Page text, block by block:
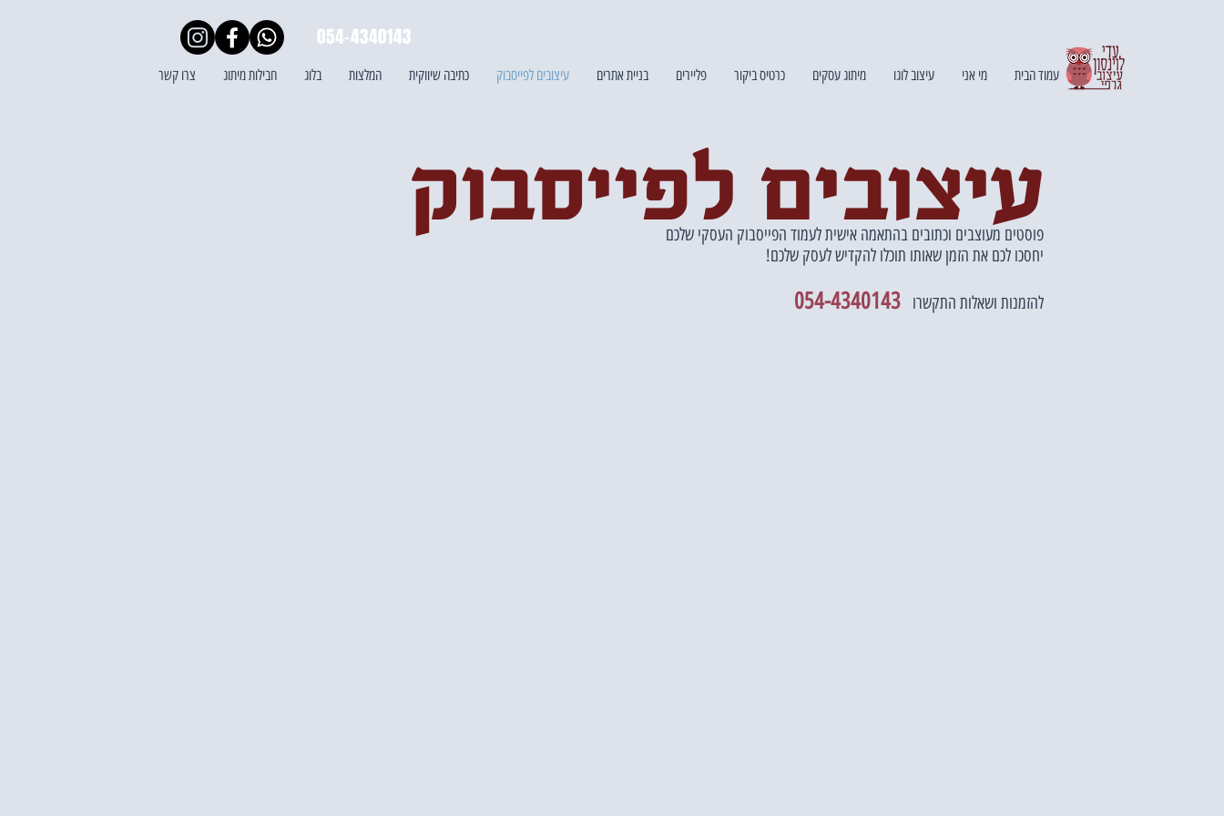
עמוד הבית מי אני עיצוב לוגו מיתוג עסקים כרטיס ביקור פליירים בניית אתרים עיצובים לפייסבוק כתיבה שיווקית המלצות בלוג חבילות מיתוג צרו קשר
054-4340143
עיצובים לפייסבוק
פוסטים מעוצבים וכתובים בהתאמה אישית לעמוד הפייסבוק העסקי שלכם
יחסכו לכם את הזמן שאותו תוכלו להקדיש לעסק שלכם!
להזמנות ושאלות התקשרו 054-4340143